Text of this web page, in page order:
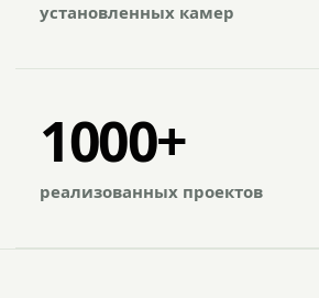
установленных камер
1000+
реализованных проектов